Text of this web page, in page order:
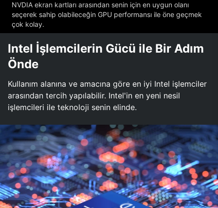
NVDIA ekran kartları arasından senin için en uygun olanı
seçerek sahip olabileceğin GPU performansı ile öne geçmek
çok kolay.
Intel İşlemcilerin Gücü ile Bir Adım
Önde
Kullanım alanına ve amacına göre en iyi Intel işlemciler
arasından tercih yapılabilir. Intel'in en yeni nesil
işlemcileri ile teknoloji senin elinde.